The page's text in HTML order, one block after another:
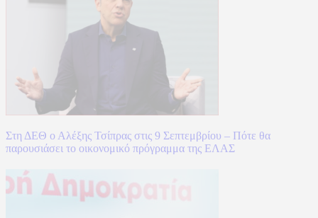
Στη ΔΕΘ ο Αλέξης Τσίπρας στις 9 Σεπτεμβρίου – Πότε θα
παρουσιάσει το οικονομικό πρόγραμμα της ΕΛΑΣ